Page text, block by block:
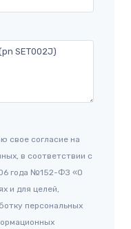
свое согласие на
в соответствии с
года №152-ФЗ «О
и для целей,
персональных